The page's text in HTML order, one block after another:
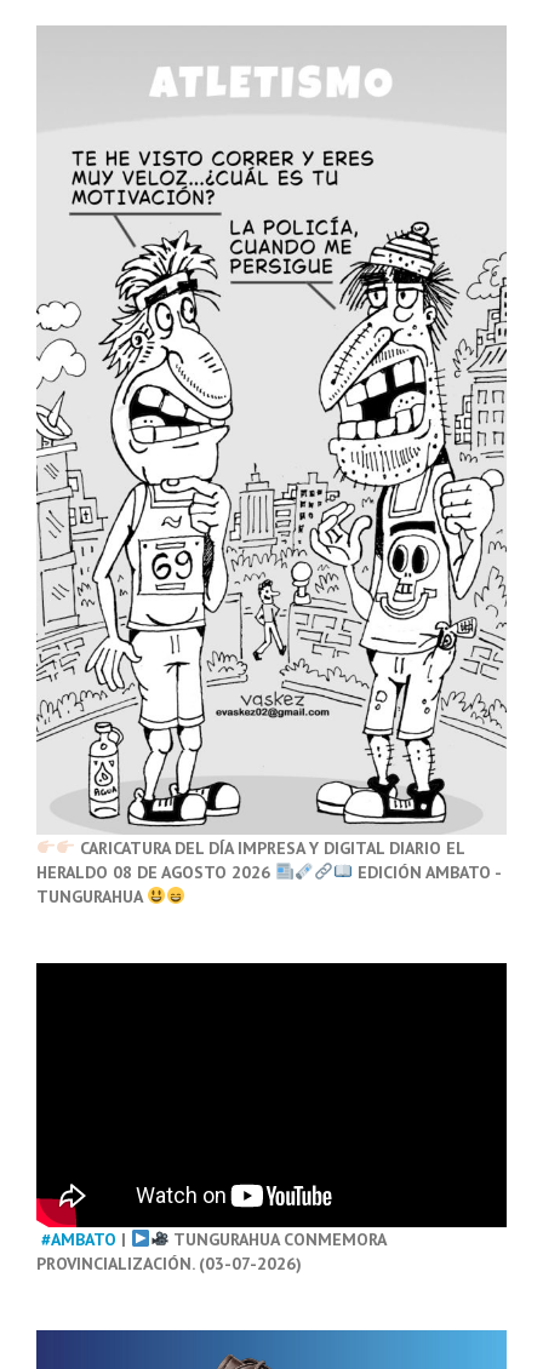
CARICATURA DEL DÍA IMPRESA Y DIGITAL DIARIO EL
HERALDO 08 DE AGOSTO 2026
EDICIÓN AMBATO -
TUNGURAHUA
#AMBATO |
TUNGURAHUA CONMEMORA
PROVINCIALIZACIÓN. (03-07-2026)